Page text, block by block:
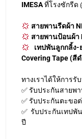
IMESA ที่โรงซักรีด
สายพานรีดผ้า
สายพานป้อนผ้า
เทปพันลูกกลิ้ง
Covering Tape (สี
ทางเราได้ให้การ
✅ รับประกันสายพา
✅ รับประกันตะขอต่
✅ รับประกันเทปพัน
ปี